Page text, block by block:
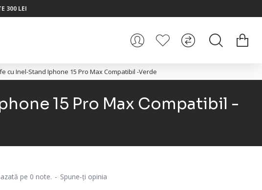
300 LEI
cu Inel-Stand Iphone 15 Pro Max Compatibil -Verde
15 Pro Max Compatibil -
pe 0 note. - Spune-ţi opinia